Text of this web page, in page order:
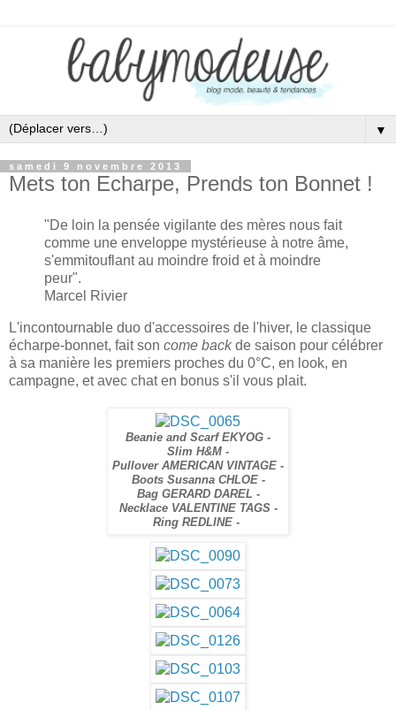
▼
samedi 9 novembre 2013
Mets ton Echarpe, Prends ton Bonnet !
"De loin la pensée vigilante des mères nous fait
comme une enveloppe mystérieuse à notre âme,
s'emmitouflant au moindre froid et à moindre
peur".
Marcel Rivier
L'incontournable duo d'accessoires de l'hiver, le classique
écharpe-bonnet, fait son come backde saison pour célébrer
à sa manière les premiers proches du 0°C, en look, en
campagne, et avec chat en bonus s'il vous plait.
Beanie and Scarf EKYOG -
Slim H&M -
Pullover AMERICAN VINTAGE -
Boots Susanna CHLOE -
Bag GERARD DAREL -
Necklace VALENTINE TAGS -
Ring REDLINE -